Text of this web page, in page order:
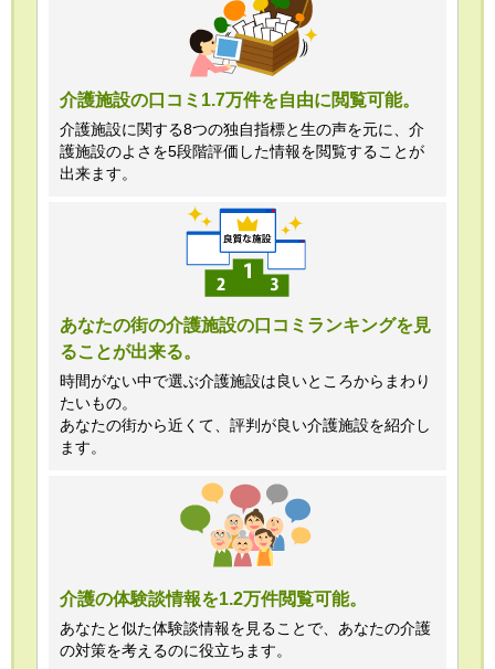
介護施設の口コミ1.7万件を自由に閲覧可能。
介護施設に関する8つの独自指標と生の声を元に、介
護施設のよさを5段階評価した情報を閲覧することが
出来ます。
あなたの街の介護施設の口コミランキングを見
ることが出来る。
時間がない中で選ぶ介護施設は良いところからまわり
たいもの。
あなたの街から近くて、評判が良い介護施設を紹介し
ます。
介護の体験談情報を1.2万件閲覧可能。
あなたと似た体験談情報を見ることで、あなたの介護
の対策を考えるのに役立ちます。